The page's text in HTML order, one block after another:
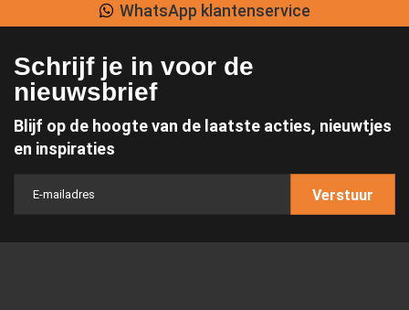
WhatsApp klantenservice
Schrijf je in voor de
nieuwsbrief
Blijf op de hoogte van de laatste acties, nieuwtjes
en inspiraties
Verstuur